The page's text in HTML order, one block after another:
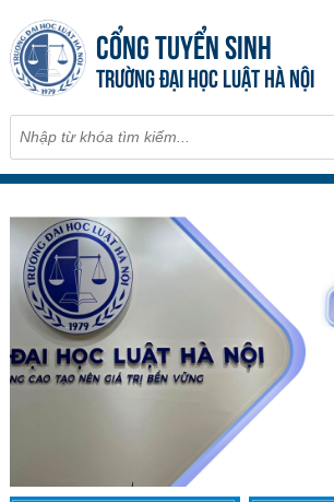
CỔNG TUYỂN SINH
TRƯỜNG ĐẠI HỌC LUẬT HÀ NỘI